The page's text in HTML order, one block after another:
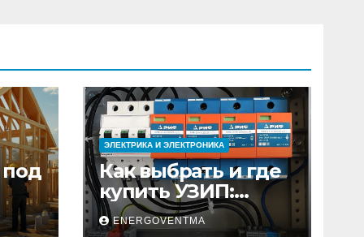
под
ЭЛЕКТРИКА И ЭЛЕКТРОНИКА
Как выбрать и где
купить УЗИП:
особенности
устройств защиты
ENERGOVENTMA